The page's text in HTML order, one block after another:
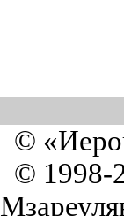
©
© 1998-